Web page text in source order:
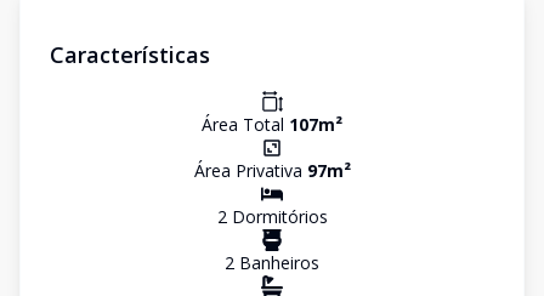
Características
Área Total 107m²
Área Privativa 97m²
2Dormitórios
2 Banheiros